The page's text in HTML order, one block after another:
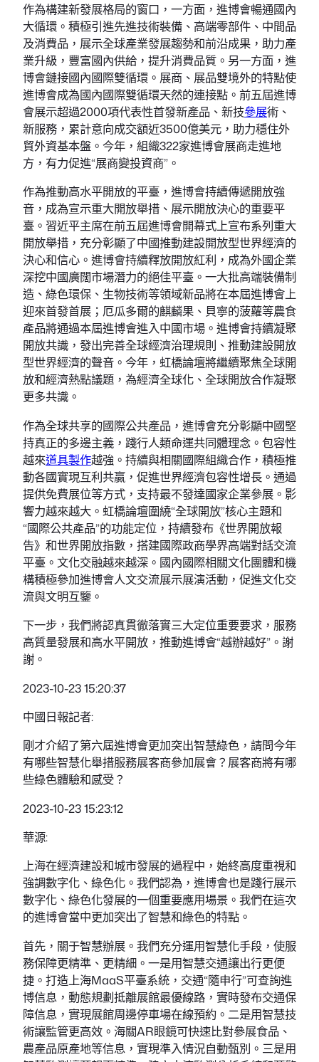
作為構建新發展格局的窗口，一方面，進博會暢通國內
大循環。積極引進先進技術裝備、高端零部件、中間品
及消費品，展示全球產業發展趨勢和前沿成果，助力產
業升級，豐富國內供給，提升消費品質。另一方面，進
博會鏈接國內國際雙循環。展商、展品雙境外的特點使
進博會成為國內國際雙循環天然的連接點。前五屆進博
會展示超過2000項代表性首發新產品、新技參展術、
新服務，累計意向成交額近3500億美元，助力穩住外
貿外資基本盤。今年，組織322家進博會展商走進地
方，有力促進“展商變投資商”。
作為推動高水平開放的平臺，進博會持續傳遞開放強
音，成為宣示重大開放舉措、展示開放決心的重要平
臺。習近平主席在前五屆進博會開幕式上宣布系列重大
開放舉措，充分彰顯了中國推動建設開放型世界經濟的
決心和信心。進博會持續釋放開放紅利，成為外國企業
深挖中國廣闊市場潛力的絕佳平臺。一大批高端裝備制
造、綠色環保、生物技術等領域新品將在本屆進博會上
迎來首發首展；厄瓜多爾的麒麟果、貝寧的菠蘿等農食
產品將通過本屆進博會進入中國市場。進博會持續凝聚
開放共識，發出完善全球經濟治理規則、推動建設開放
型世界經濟的聲音。今年，虹橋論壇將繼續聚焦全球開
放和經濟熱點議題，為經濟全球化、全球開放合作凝聚
更多共識。
作為全球共享的國際公共產品，進博會充分彰顯中國堅
持真正的多邊主義，踐行人類命運共同體理念。包容性
越來道具製作越強。持續與相關國際組織合作，積極推
動各國實現互利共贏，促進世界經濟包容性增長。通過
提供免費展位等方式，支持最不發達國家企業參展。影
響力越來越大。虹橋論壇圍繞“全球開放”核心主題和
“國際公共產品”的功能定位，持續發布《世界開放報
告》和世界開放指數，搭建國際政商學界高端對話交流
平臺。文化交融越來越深。國內國際相關文化團體和機
構積極參加進博會人文交流展示展演活動，促進文化交
流與文明互鑒。
下一步，我們將認真貫徹落實三大定位重要要求，服務
高質量發展和高水平開放，推動進博會“越辦越好”。謝
謝。
2023-10-23 15:20:37
中國日報記者:
剛才介紹了第六屆進博會更加突出智慧綠色，請問今年
有哪些智慧化舉措服務展客商參加展會？展客商將有哪
些綠色體驗和感受？
2023-10-23 15:23:12
華源:
上海在經濟建設和城市發展的過程中，始終高度重視和
強調數字化、綠色化。我們認為，進博會也是踐行展示
數字化、綠色化發展的一個重要應用場景。我們在這次
的進博會當中更加突出了智慧和綠色的特點。
首先，關于智慧辦展。我們充分運用智慧化手段，使服
務保障更精準、更精細。一是用智慧交通讓出行更便
捷。打造上海MaaS平臺系統，交通“隨申行”可查詢進
博信息，動態規劃抵離展館最優線路，實時發布交通保
障信息，實現展館周邊停車場在線預約。二是用智慧技
術讓監管更高效。海關AR眼鏡可快速比對參展食品、
農產品原產地等信息，實現準入情況自動甄別。三是用